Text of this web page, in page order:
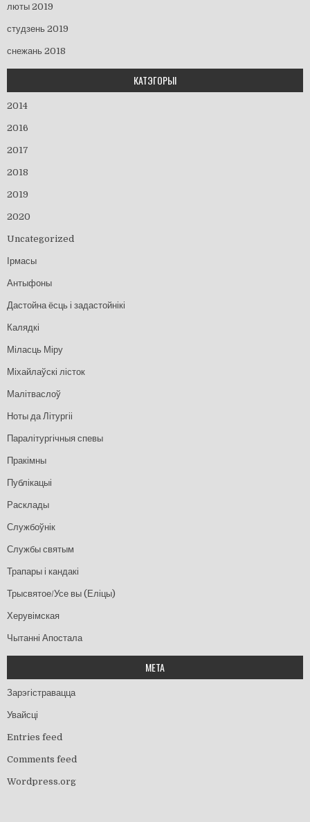
люты 2019
студзень 2019
снежань 2018
КАТЭГОРЫІ
2014
2016
2017
2018
2019
2020
Uncategorized
Ірмасы
Антыфоны
Дастойна ёсць і задастойнікі
Калядкі
Міласць Міру
Міхайлаўскі лісток
Малітваслоў
Ноты да Літургіі
Паралітургічныя спевы
Пракімны
Публікацыі
Расклады
Службоўнік
Службы святым
Трапары і кандакі
Трысвятое/Усе вы (Еліцы)
Херувімская
Чытанні Апостала
МЕТА
Зарэгістравацца
Увайсці
Entries feed
Comments feed
Wordpress.org